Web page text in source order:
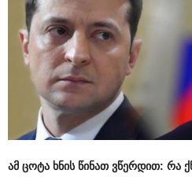
ამ ცოტა ხნის წინათ ვწერდით: რა